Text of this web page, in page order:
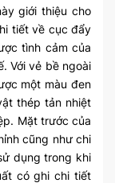
giới thiệu cho
tiết về cục đẩy
tình cảm của
Với vẻ bề ngoài
một màu đen
thép tản nhiệt
Mặt trước của
cũng như chi
dụng trong khi
có ghi chi tiết